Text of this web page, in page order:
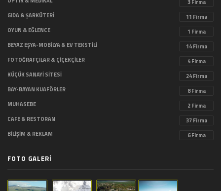
3 Firma
GIDA & ŞARKÜTERİ
11 Firma
OYUN & EĞLENCE
1 Firma
BEYAZ EŞYA-MOBİLYA & EV TEKSTİLİ
14 Firma
FOTOĞRAFÇILAR & ÇİÇEKÇİLER
4 Firma
KÜÇÜK SANAYİ SİTESİ
24 Firma
BAY-BAYAN KUAFÖRLER
8 Firma
MUHASEBE
2 Firma
CAFE & RESTORAN
37 Firma
BİLİŞİM & REKLAM
6 Firma
FOTO GALERİ